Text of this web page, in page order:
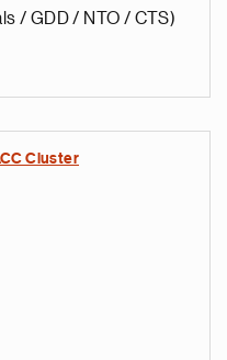
/ GDD / NTO / CTS)
Cluster